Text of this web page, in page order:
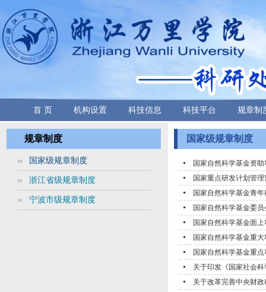
首 页 机构设置 科技信息 科技平台 规章制
规章制度
国家级规章制度
浙江省级规章制度
宁波市级规章制度
国家级规章制度
国家自然科学基金资
国家重点研发计划管
国家自然科学基金青
国家自然科学基金委
国家自然科学基金面
国家自然科学基金重
国家自然科学基金重
关于印发《国家社会
关于改革完善中央财